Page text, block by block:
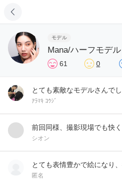
モデル
Mana/ハーフモデル
61 0
とても素敵なモデルさんで
ｱﾗﾏｷ ｺｳｼﾞ
前回同様、撮影現場でも快
シオン
とても表情豊かで絵になり
匿名